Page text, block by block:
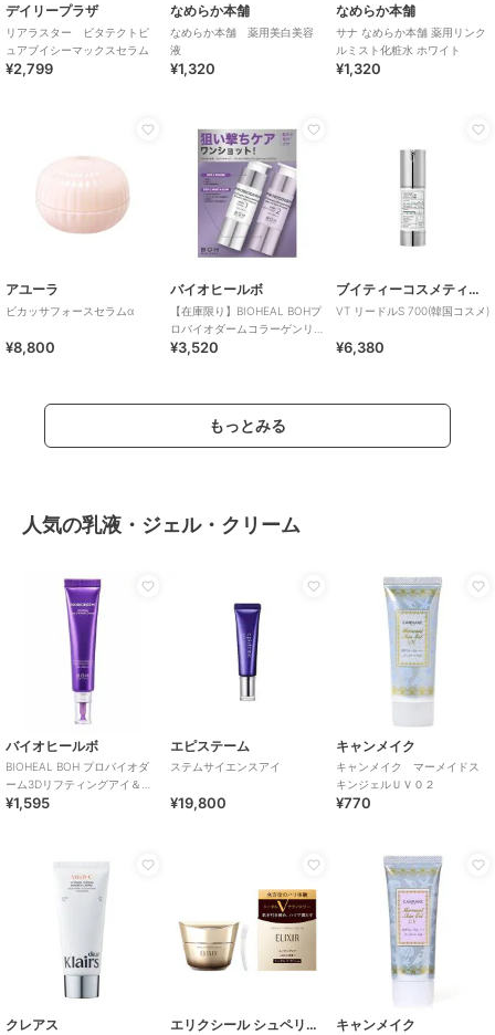
デイリープラザ
リアラスター ビタテクトピ
ュアブイシーマックスセラム
¥2,799
なめらか本舗
なめらか本舗 薬用美白美容
液
¥1,320
なめらか本舗
サナ なめらか本舗 薬用リンク
ルミスト化粧水 ホワイト
¥1,320
アユーラ
ビカッサフォースセラムα
¥8,800
バイオヒールボ
【在庫限り】BIOHEAL BOHプ
ロバイオダームコラーゲンリ
モデリングブースターSP(韓国
¥3,520
ブイティーコスメティクス
VT リードルS 700(韓国コスメ)
¥6,380
もっとみる
人気の乳液・ジェル・クリーム
バイオヒールボ
BIOHEAL BOH プロバイオダ
ーム3Dリフティングアイ＆リ
ンクルクリーム(韓国コスメ)
¥1,595
エピステーム
ステムサイエンスアイ
¥19,800
キャンメイク
キャンメイク マーメイドス
キンジェルＵＶ０２
¥770
クレアス エリクシール シュペリエル キャンメイク